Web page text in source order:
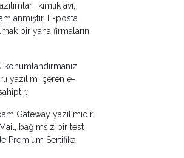
kimlik avı,
E-posta
bir yana firmaların
yazılım içeren e-
Gateway yazılımıdır.
bağımsız bir test
Premium Sertifika